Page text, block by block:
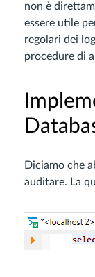
non è
essere utile
regolari dei
procedure di
Diciamo che
auditare. La